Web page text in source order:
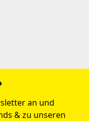
an und
& zu unseren